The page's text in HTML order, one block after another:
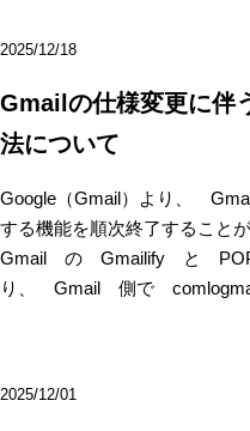
2025/12/18
Gmailの仕様変更に伴
法について
Google（Gmail）より、
する機能を順次終了すること
Gmail の Gmailify と POP
り、 Gmail 側で
2025/12/01